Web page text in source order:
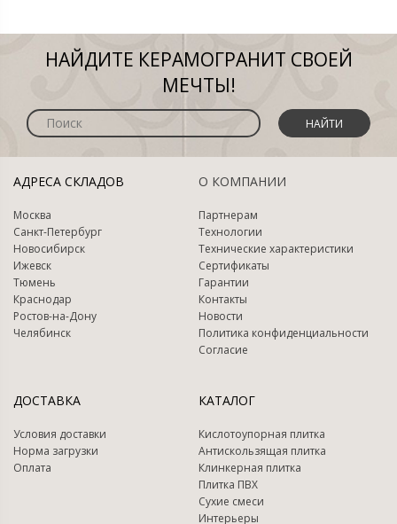
НАЙДИТЕ КЕРАМОГРАНИТ СВОЕЙ
МЕЧТЫ!
НАЙТИ
АДРЕСА СКЛАДОВ
Москва
Санкт-Петербург
Новосибирск
Ижевск
Тюмень
Краснодар
Ростов-на-Дону
Челябинск
О КОМПАНИИ
Партнерам
Технологии
Технические характеристики
Сертификаты
Гарантии
Контакты
Новости
Политика конфиденциальности
Согласие
ДОСТАВКА
Условия доставки
Норма загрузки
Оплата
КАТАЛОГ
Кислотоупорная плитка
Антискользящая плитка
Клинкерная плитка
Плитка ПВХ
Сухие смеси
Интерьеры